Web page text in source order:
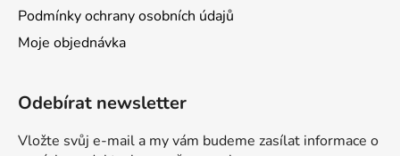
Podmínky ochrany osobních údajů
Moje objednávka
Odebírat newsletter
Vložte svůj e-mail a my vám budeme zasílat informace o